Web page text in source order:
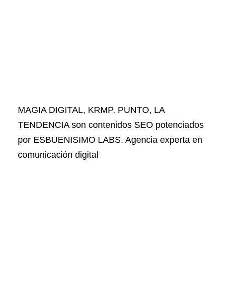
MAGIA DIGITAL, KRMP, PUNTO, LA
TENDENCIAson contenidos SEO potenciados
por ESBUENISIMO LABS. Agencia experta en
comunicación digital